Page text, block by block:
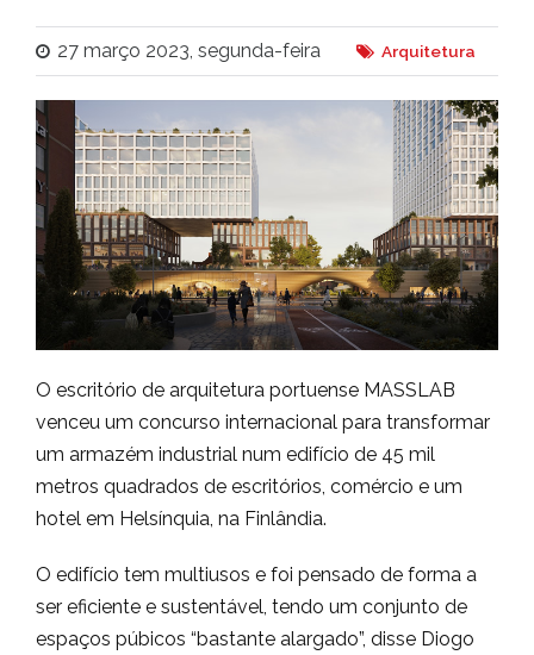
27 março 2023, segunda-feira Arquitetura
O escritório de arquitetura portuense MASSLAB
venceu um concurso internacional para transformar
um armazém industrial num edifício de 45 mil
metros quadrados de escritórios, comércio e um
hotel em Helsínquia, na Finlândia.
O edifício tem multiusos e foi pensado de forma a
ser eficiente e sustentável, tendo um conjunto de
espaços púbicos “bastante alargado”, disse Diogo